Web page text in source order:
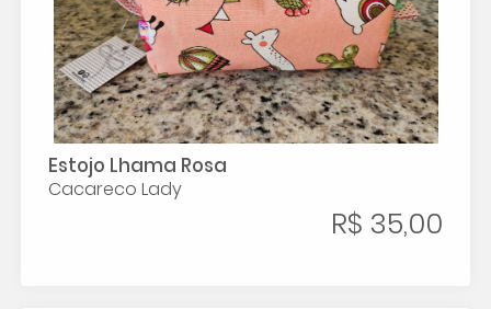
Estojo Lhama Rosa
Cacareco Lady
R$ 35,00